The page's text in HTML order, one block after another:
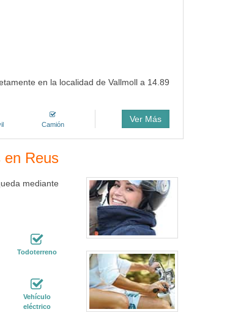
en la localidad de Vallmoll a 14.89
Camión
Ver Más
en Reus
mediante
Todoterreno
Vehículo
eléctrico